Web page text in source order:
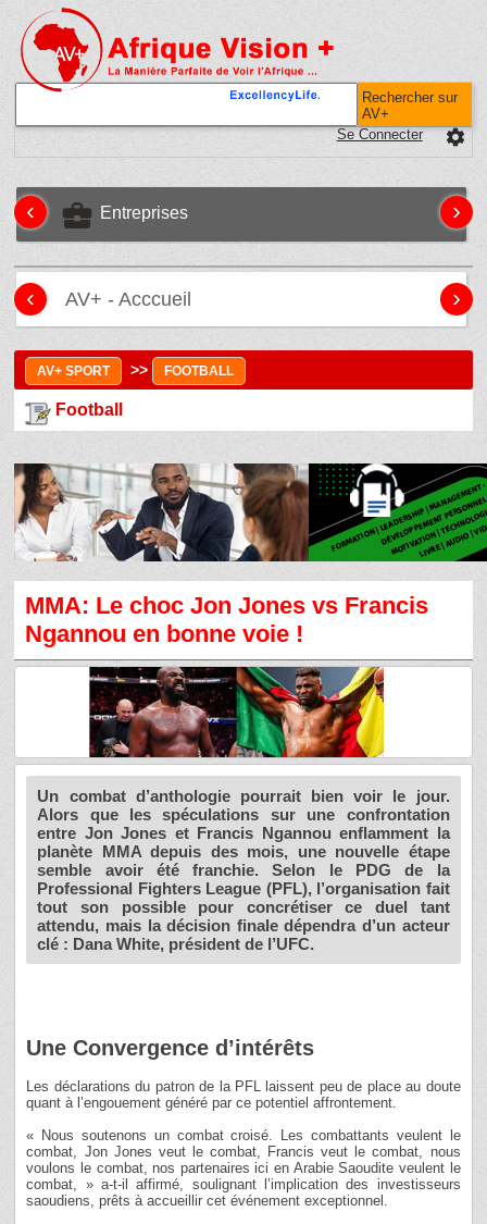
Rechercher sur
AV+
settings
Se Connecter
business_center Entreprises
‹ ›
AV+ - Acccueil
‹ ›
AV+ SPORT >> FOOTBALL
Football
MMA: Le choc Jon Jones vs Francis
Ngannou en bonne voie !
Un combat d’anthologie pourrait bien voir le jour.
Alors que les spéculations sur une confrontation
entre Jon Jones et Francis Ngannou enflamment la
planète MMA depuis des mois, une nouvelle étape
semble avoir été franchie. Selon le PDG de la
Professional Fighters League (PFL), l’organisation fait
tout son possible pour concrétiser ce duel tant
attendu, mais la décision finale dépendra d’un acteur
clé : Dana White, président de l’UFC.
Une Convergence d’intérêts
Les déclarations du patron de la PFL laissent peu de place au doute
quant à l’engouement généré par ce potentiel affrontement.
« Nous soutenons un combat croisé. Les combattants veulent le
combat, Jon Jones veut le combat, Francis veut le combat, nous
voulons le combat, nos partenaires ici en Arabie Saoudite veulent le
combat, » a-t-il affirmé, soulignant l’implication des investisseurs
saoudiens, prêts à accueillir cet événement exceptionnel.